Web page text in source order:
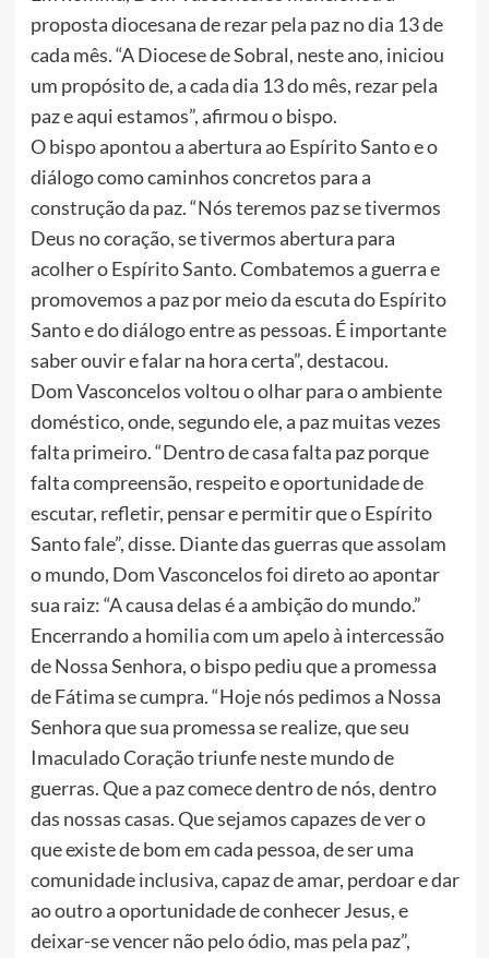
proposta diocesana de rezar pela paz no dia 13 de
cada mês. “A Diocese de Sobral, neste ano, iniciou
um propósito de, a cada dia 13 do mês, rezar pela
paz e aqui estamos”, afirmou o bispo.
O bispo apontou a abertura ao Espírito Santo e o
diálogo como caminhos concretos para a
construção da paz. “Nós teremos paz se tivermos
Deus no coração, se tivermos abertura para
acolher o Espírito Santo. Combatemos a guerra e
promovemos a paz por meio da escuta do Espírito
Santo e do diálogo entre as pessoas. É importante
saber ouvir e falar na hora certa”, destacou.
Dom Vasconcelos voltou o olhar para o ambiente
doméstico, onde, segundo ele, a paz muitas vezes
falta primeiro. “Dentro de casa falta paz porque
falta compreensão, respeito e oportunidade de
escutar, refletir, pensar e permitir que o Espírito
Santo fale”, disse. Diante das guerras que assolam
o mundo, Dom Vasconcelos foi direto ao apontar
sua raiz: “A causa delas é a ambição do mundo.”
Encerrando a homilia com um apelo à intercessão
de Nossa Senhora, o bispo pediu que a promessa
de Fátima se cumpra. “Hoje nós pedimos a Nossa
Senhora que sua promessa se realize, que seu
Imaculado Coração triunfe neste mundo de
guerras. Que a paz comece dentro de nós, dentro
das nossas casas. Que sejamos capazes de ver o
que existe de bom em cada pessoa, de ser uma
comunidade inclusiva, capaz de amar, perdoar e dar
ao outro a oportunidade de conhecer Jesus, e
deixar-se vencer não pelo ódio, mas pela paz”,